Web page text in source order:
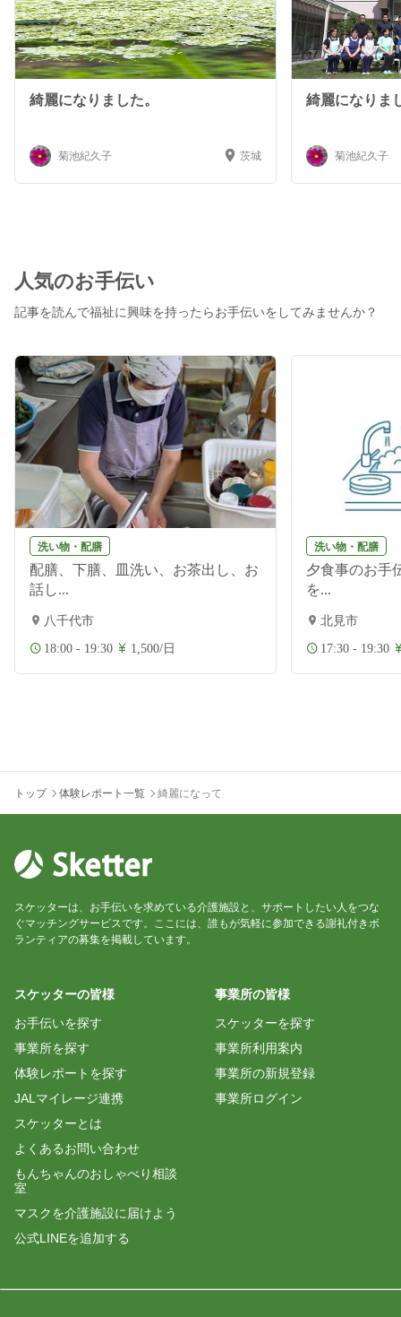
綺麗になりました。
菊池紀久子 茨城
綺麗になりま
菊池紀久子
人気のお手伝い
記事を読んで福祉に興味を持ったらお手伝いをしてみませんか？
洗い物・配膳
配膳、下膳、皿洗い、お茶出し、お
話し...
八千代市
18:00 - 19:30 1,500/日
洗い物・配膳
夕食事のお手
を...
北見市
17:30 - 19:30
トップ 体験レポート一覧 綺麗になって
スケッターは、お手伝いを求めている介護施設と、サポートしたい人をつな
ぐマッチングサービスです。ここには、誰もが気軽に参加できる謝礼付きボ
ランティアの募集を掲載しています。
スケッターの皆様
お手伝いを探す
事業所を探す
体験レポートを探す
JALマイレージ連携
スケッターとは
よくあるお問い合わせ
もんちゃんのおしゃべり相談
室
マスクを介護施設に届けよう
公式LINEを追加する
事業所の皆様
スケッターを探す
事業所利用案内
事業所の新規登録
事業所ログイン